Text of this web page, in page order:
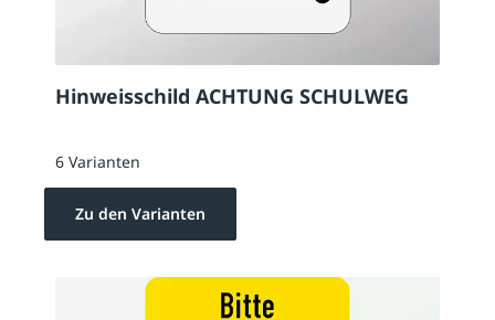
Hinweisschild ACHTUNG SCHULWEG
6 Varianten
Zu den Varianten